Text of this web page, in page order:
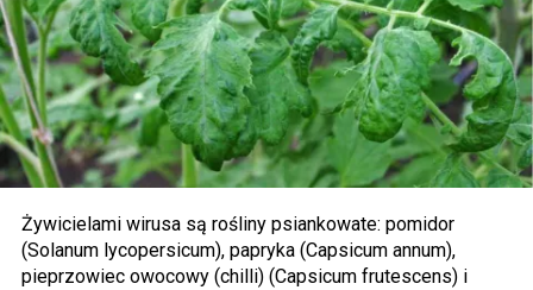
Żywicielami wirusa są rośliny psiankowate: pomidor
(Solanum lycopersicum), papryka (Capsicum annum),
pieprzowiec owocowy (chilli) (Capsicum frutescens) i